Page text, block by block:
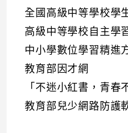
全國高級中等學校學
高級中等學校自主學
中小學數位學習精進
教育部因才網
「不迷小紅書，青春
教育部兒少網路防護